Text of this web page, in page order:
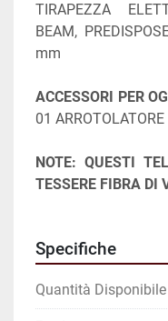
TIRAPEZZA
BEAM,
mm
ACCESSORI PER
01 ARROTOLATORE
NOTE: QUESTI
TESSERE FIBRA DI
Specifiche
Quantità Disponibile